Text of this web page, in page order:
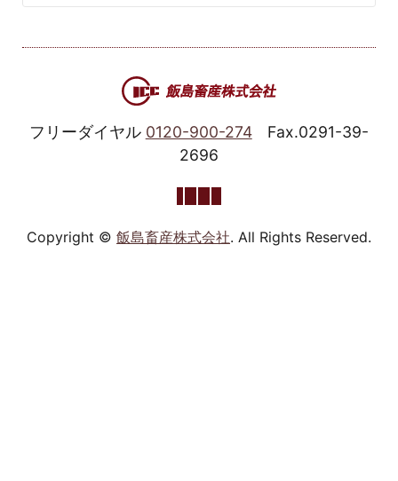
フリーダイヤル 0120-900-274
Fax.0291-39-
2696
Copyright © 飯島畜産株式会社. All Rights Reserved.